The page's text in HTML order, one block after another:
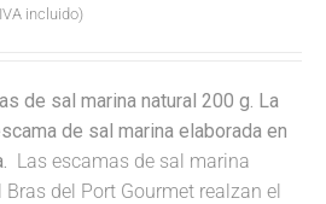
incluido)
de sal marina natural 200 g. La
de sal marina elaborada en
Las escamas de sal marina
Bras del Port Gourmet realzan el